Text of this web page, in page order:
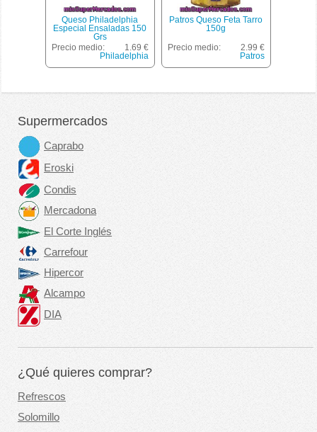
Queso Philadelphia
Especial Ensaladas 150
Grs
Precio medio:
1.69 €
Philadelphia
Patros Queso Feta Tarro
150g
Precio medio:
2.99 €
Patros
Supermercados
Caprabo
Eroski
Condis
Mercadona
El Corte Inglés
Carrefour
Hipercor
Alcampo
DIA
¿Qué quieres comprar?
Refrescos
Solomillo